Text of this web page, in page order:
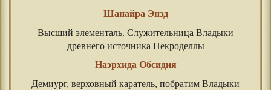
Шанайра Энэд
Высший элементаль. Служительница Владыки
древнего источника Некроделлы
Наэрхида Обсидия
Демиург, верховный каратель, побратим Владыки